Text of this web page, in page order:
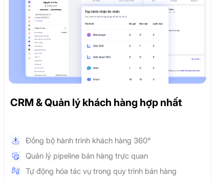
CRM & Quản lý khách hàng hợp nhất
Đồng bộ hành trình khách hàng 360°
Quản lý pipeline bán hàng trực quan
Tự động hóa tác vụ trong quy trình bán hàng